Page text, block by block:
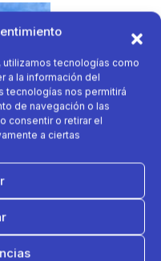
tecnologías como
a la información del
tecnologías nos permitirá
de navegación o las
consentir o retirar el
a ciertas